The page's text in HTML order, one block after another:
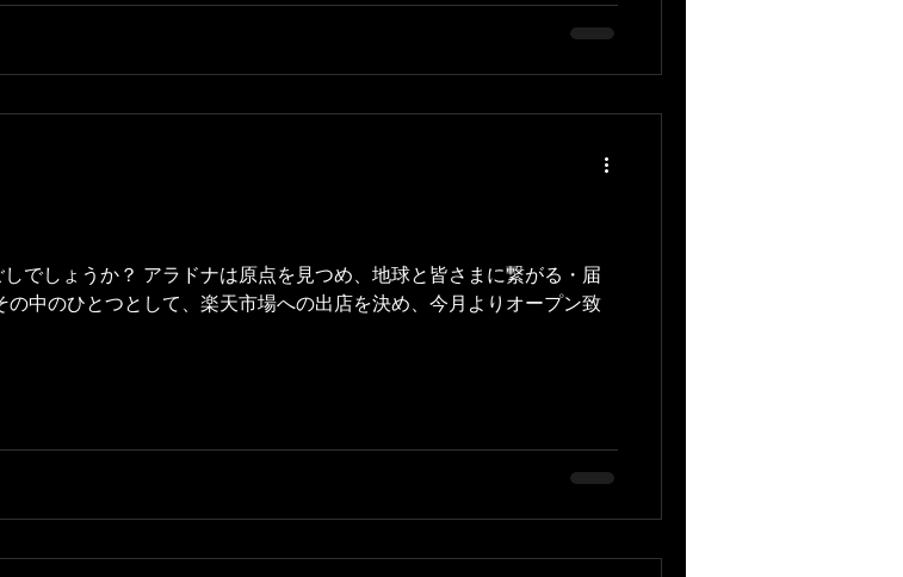
でしょうか？ アラドナは原点を見つめ、地球と皆さまに繋がる・届
中のひとつとして、楽天市場への出店を決め、今月よりオープン致